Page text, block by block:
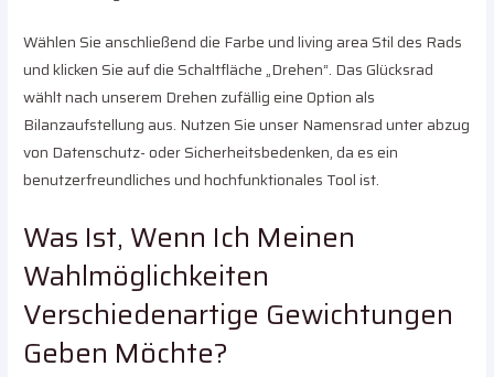
Wählen Sie anschließend die Farbe und living area Stil des Rads
und klicken Sie auf die Schaltfläche „Drehen“. Das Glücksrad
wählt nach unserem Drehen zufällig eine Option als
Bilanzaufstellung aus. Nutzen Sie unser Namensrad unter abzug
von Datenschutz- oder Sicherheitsbedenken, da es ein
benutzerfreundliches und hochfunktionales Tool ist.
Was Ist, Wenn Ich Meinen
Wahlmöglichkeiten
Verschiedenartige Gewichtungen
Geben Möchte?